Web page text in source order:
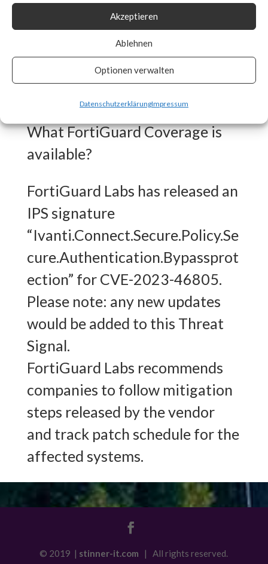
Akzeptieren
Ablehnen
Optionen verwalten
DatenschutzerklärungImpressum
wild. FortiGuard Labs strongly
recommends users to apply
patches as soon as they are
made available and track vendor
What FortiGuard Coverage is
available?
FortiGuard Labs has released an
IPS signature
“Ivanti.Connect.Secure.Policy.Se
cure.Authentication.Bypassprot
ection” for CVE-2023-46805.
Please note: any new updates
would be added to this Threat
Signal.
FortiGuard Labs recommends
companies to follow mitigation
steps released by the vendor
and track patch schedule for the
affected systems.
© 2019 | stinner-it.com | All rights reserved.